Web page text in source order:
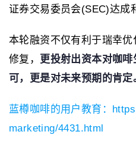
证券交易委员会(SEC)达成
本轮融资不仅有利于瑞幸
修复， 更投射出资本对咖
可，更是对未来预期的肯定
蓝樽咖啡的用户教育：
marketing/4431.html